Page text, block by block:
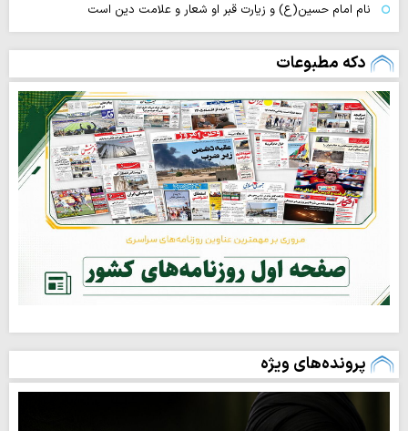
نام امام حسین(ع) و زیارت قبر او شعار و علامت دین است
دکه مطبوعات
پرونده‌های ویژه